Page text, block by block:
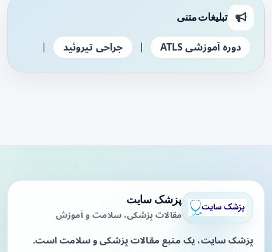
تبلیغات متنی
دوره آموزشی ATLS | جراحی تیروئید |
پزشک سایت
مقالات پزشکی، سلامت و آموزش
پزشک سایت، یک منبع مقالات پزشکی و سلامت است.